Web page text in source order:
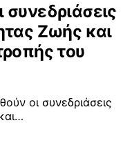
Ζωής και
του
οι συνεδριάσεις